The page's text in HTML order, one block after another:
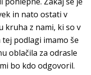
in nato ostati v
kruha z nami, ki so v
podlagi imamo še
oblačila za odrasle
bo kdo odgovoril.